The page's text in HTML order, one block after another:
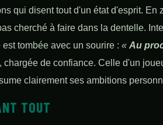
qui disent tout d'un état d'esprit. En
cherché à faire dans la dentelle.
tombée avec un sourire : « Au
chargée de confiance. Celle d'un
clairement ses ambitions
TOUT